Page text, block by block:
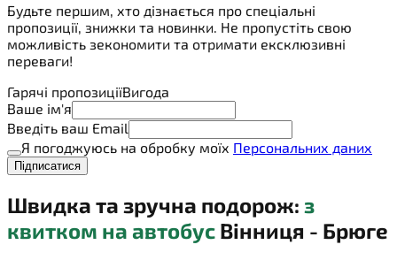
Будьте першим, хто дізнається про спеціальні
пропозиції, знижки та новинки. Не пропустіть свою
можливість зекономити та отримати ексклюзивні
переваги!
Гарячі пропозиціїВигода
Ваше ім'я
Введіть ваш Email
Я погоджуюсь на обробку моїх Персональних даних
Підписатися
Швидка та зручна подорож: з
квитком на автобус Вінниця - Брюге